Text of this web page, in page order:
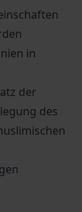
in
der
des